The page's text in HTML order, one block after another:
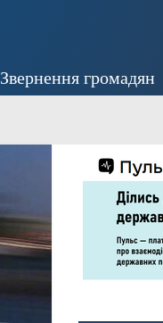
Звернення громадян